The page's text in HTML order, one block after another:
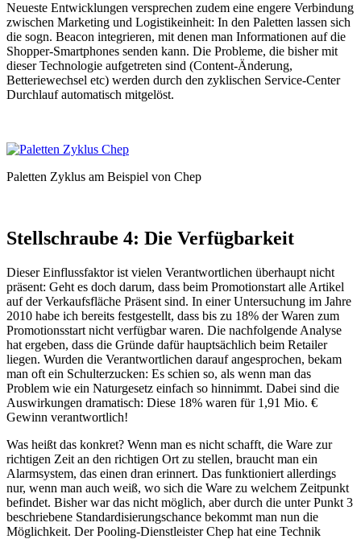
Neueste Entwicklungen versprechen zudem eine engere Verbindung
zwischen Marketing und Logistikeinheit: In den Paletten lassen sich
die sogn. Beacon integrieren, mit denen man Informationen auf die
Shopper-Smartphones senden kann. Die Probleme, die bisher mit
dieser Technologie aufgetreten sind (Content-Änderung,
Betteriewechsel etc) werden durch den zyklischen Service-Center
Durchlauf automatisch mitgelöst.
Paletten Zyklus am Beispiel von Chep
Stellschraube 4: Die Verfügbarkeit
Dieser Einflussfaktor ist vielen Verantwortlichen überhaupt nicht
präsent: Geht es doch darum, dass beim Promotionstart alle Artikel
auf der Verkaufsfläche Präsent sind. In einer Untersuchung im Jahre
2010 habe ich bereits festgestellt, dass bis zu 18% der Waren zum
Promotionsstart nicht verfügbar waren. Die nachfolgende Analyse
hat ergeben, dass die Gründe dafür hauptsächlich beim Retailer
liegen. Wurden die Verantwortlichen darauf angesprochen, bekam
man oft ein Schulterzucken: Es schien so, als wenn man das
Problem wie ein Naturgesetz einfach so hinnimmt. Dabei sind die
Auswirkungen dramatisch: Diese 18% waren für 1,91 Mio. €
Gewinn verantwortlich!
Was heißt das konkret? Wenn man es nicht schafft, die Ware zur
richtigen Zeit an den richtigen Ort zu stellen, braucht man ein
Alarmsystem, das einen dran erinnert. Das funktioniert allerdings
nur, wenn man auch weiß, wo sich die Ware zu welchem Zeitpunkt
befindet. Bisher war das nicht möglich, aber durch die unter Punkt 3
beschriebene Standardisierungschance bekommt man nun die
Möglichkeit. Der Pooling-Dienstleister Chep hat eine Technik